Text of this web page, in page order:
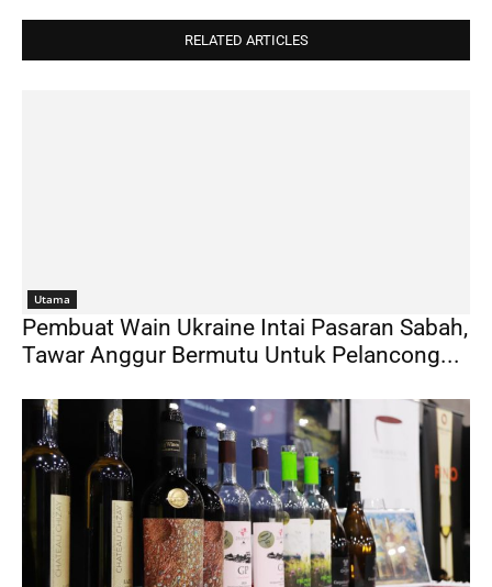
RELATED ARTICLES
Utama
Pembuat Wain Ukraine Intai Pasaran Sabah,
Tawar Anggur Bermutu Untuk Pelancong...